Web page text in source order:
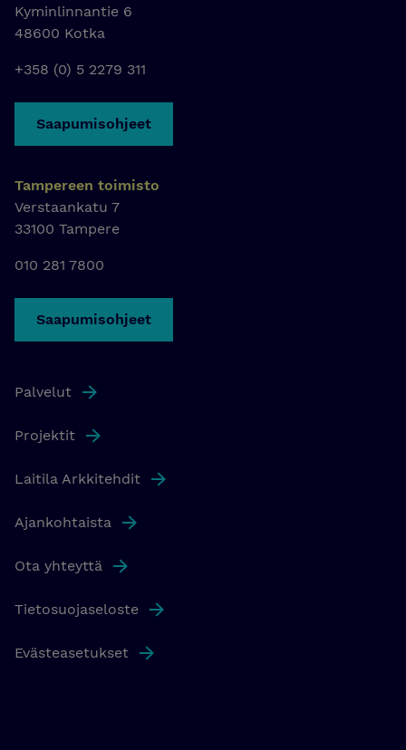
Kyminlinnantie 6
48600 Kotka
+358 (0) 5 2279 311
Saapumisohjeet
Tampereen toimisto
Verstaankatu 7
33100 Tampere
010 281 7800
Saapumisohjeet
Palvelut
Projektit
Laitila Arkkitehdit
Ajankohtaista
Ota yhteyttä
Tietosuojaseloste
Evästeasetukset